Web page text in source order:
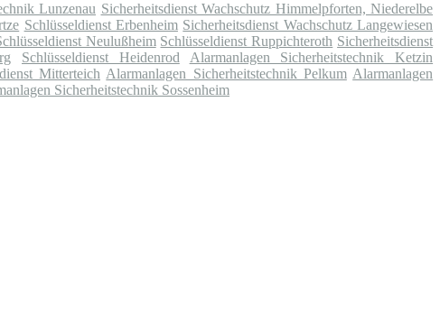
Lunzenau Sicherheitsdienst Wachschutz Himmelpforten, Niederelbe
Schlüsseldienst Erbenheim Sicherheitsdienst Wachschutz Langewiesen
Neulußheim Schlüsseldienst Ruppichteroth Sicherheitsdienst
Schlüsseldienst Heidenrod
Alarmanlagen Sicherheitstechnik Ketzin
Mitterteich Alarmanlagen Sicherheitstechnik Pelkum Alarmanlagen
Sicherheitstechnik Sossenheim